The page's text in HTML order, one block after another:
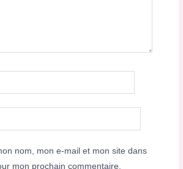
nom, mon e-mail et mon site dans
mon prochain commentaire.